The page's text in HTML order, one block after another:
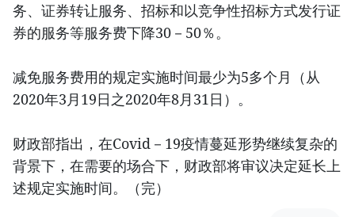
务、证券转让服务、招标和以竞争性招标方式发行证
券的服务等服务费下降30－50％。
减免服务费用的规定实施时间最少为5多个月（从
2020年3月19日之2020年8月31日）。
财政部指出，在Covid－19疫情蔓延形势继续复杂的
背景下，在需要的场合下，财政部将审议决定延长上
述规定实施时间。（完）